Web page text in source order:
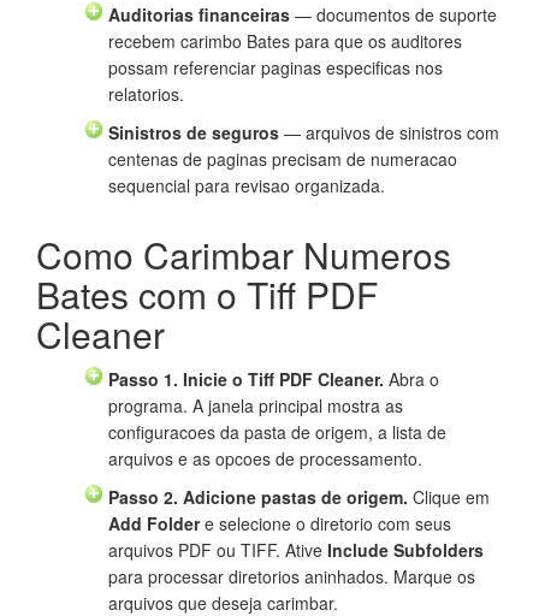
Auditorias financeiras — documentos de suporte
recebem carimbo Bates para que os auditores
possam referenciar paginas especificas nos
relatorios.
Sinistros de seguros — arquivos de sinistros com
centenas de paginas precisam de numeracao
sequencial para revisao organizada.
Como Carimbar Numeros
Bates com o Tiff PDF
Cleaner
Passo 1. Inicie o Tiff PDF Cleaner. Abra o
programa. A janela principal mostra as
configuracoes da pasta de origem, a lista de
arquivos e as opcoes de processamento.
Passo 2. Adicione pastas de origem. Clique em
Add Foldere selecione o diretorio com seus
arquivos PDF ou TIFF. Ative Include Subfolders
para processar diretorios aninhados. Marque os
arquivos que deseja carimbar.